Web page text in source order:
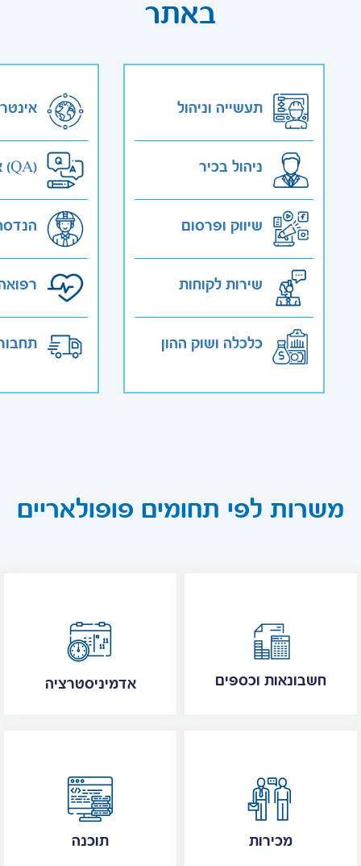
באתר
תעשייה וניהול
ניהול בכיר
שיווק ופרסום
שירות לקוחות
כלכלה ושוק ההון
אבטחת איכות (QA)
משרות לפי תחומים פופולאריים
אדמיניסטרציה חשבונאות וכספים
תוכנה מכירות